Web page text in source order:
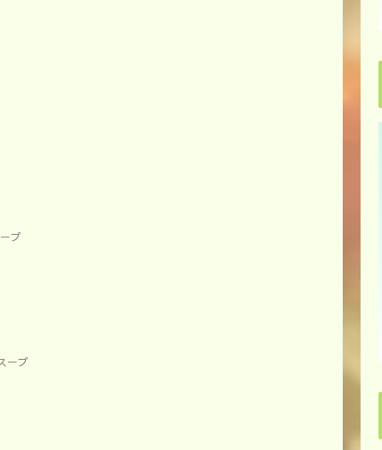
プ
ープ